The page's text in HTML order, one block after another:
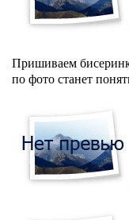
Пришиваем
по фото станет